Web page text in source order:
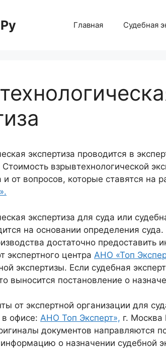
Главная Судебная
экспертиза проводится в
Стоимость взрывтехнологической
от вопросов, которые ставятся на
экспертиза для суда или
на основании определения
достаточно предоставить
экспертного центра АНО «Топ
экспертизы. Если судебная
выносится постановление о
от экспертной организации для
в офисе: АНО Топ Эксперт», г. Москва
документов направляются
о назначении судебной